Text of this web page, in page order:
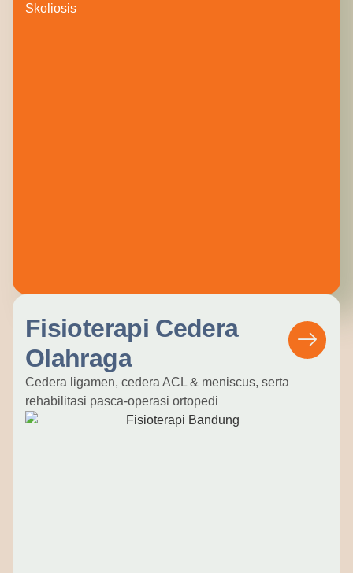
Skoliosis
Fisioterapi Cedera
Olahraga
Cedera ligamen, cedera ACL & meniscus, serta
rehabilitasi pasca-operasi ortopedi